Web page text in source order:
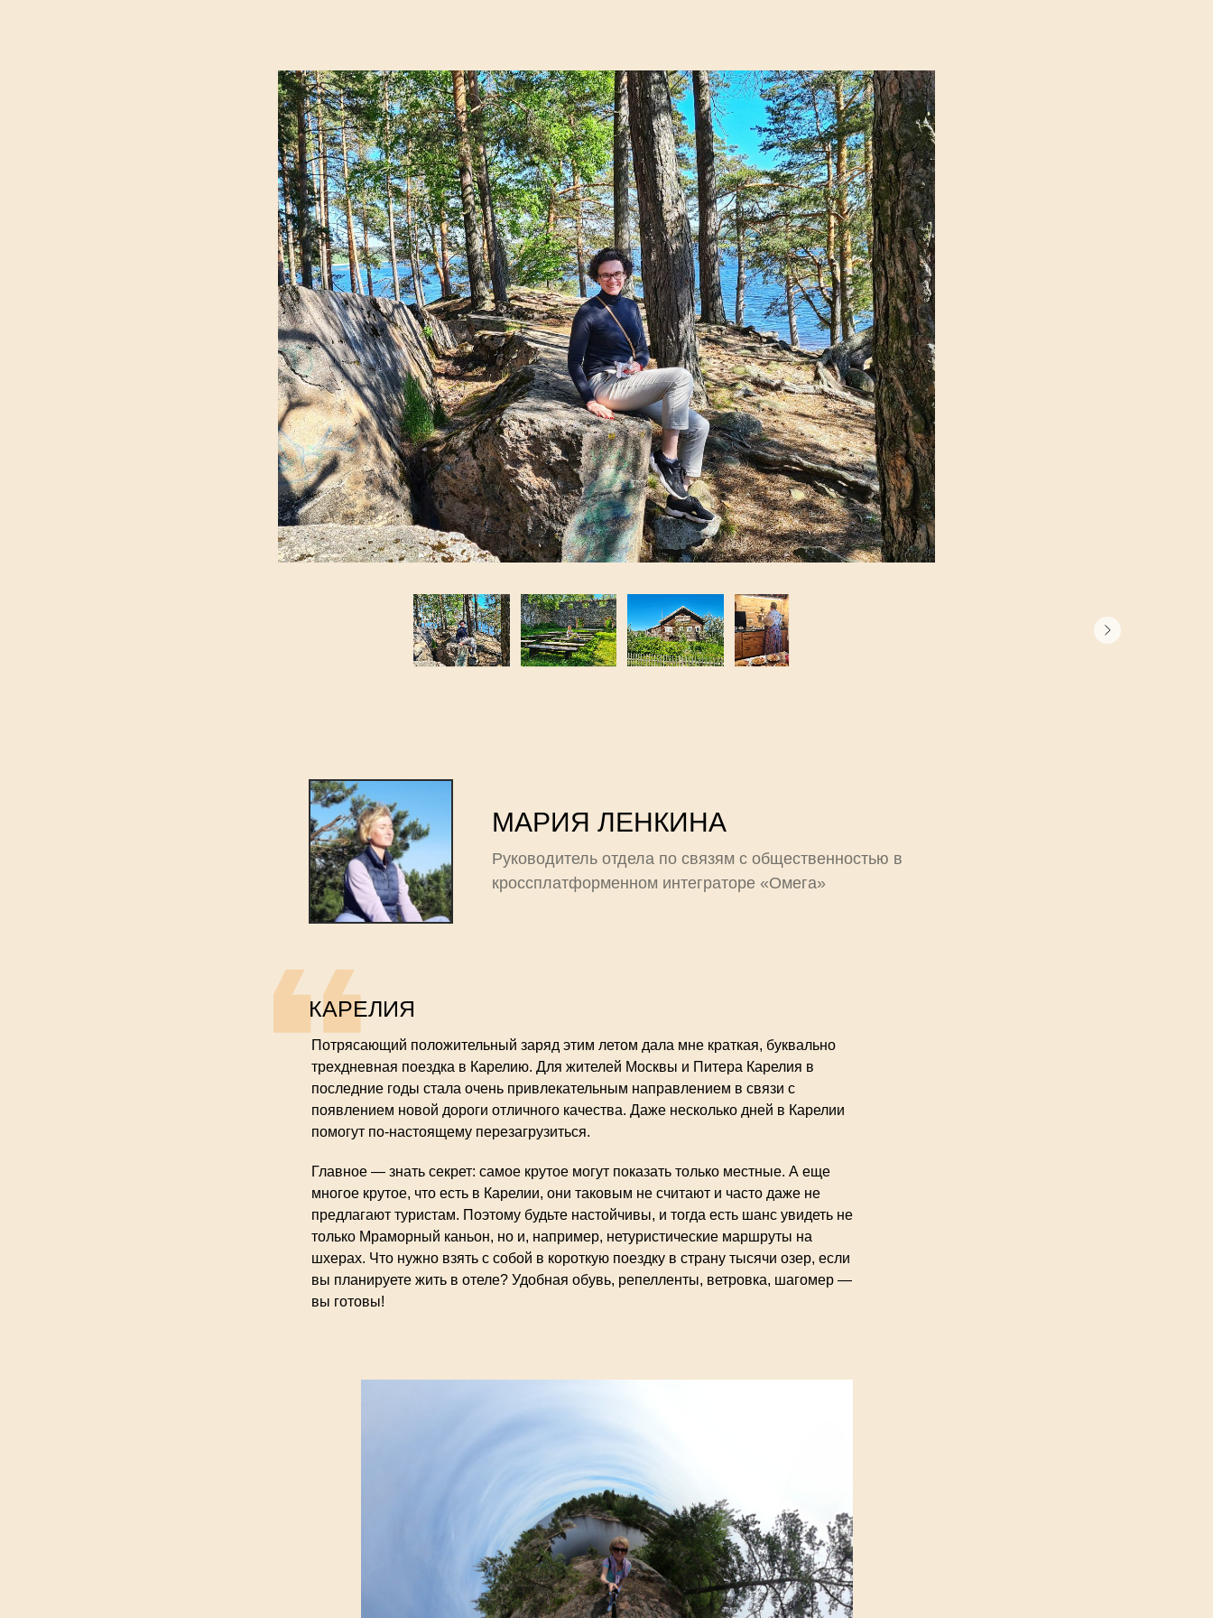
МАРИЯ ЛЕНКИНА
Руководитель отдела по связям с общественностью в
кроссплатформенном интеграторе «Омега»
КАРЕЛИЯ
Потрясающий положительный заряд этим летом дала мне краткая, буквально
трехдневная поездка в Карелию. Для жителей Москвы и Питера Карелия в
последние годы стала очень привлекательным направлением в связи с
появлением новой дороги отличного качества. Даже несколько дней в Карелии
помогут по-настоящему перезагрузиться.
Главное — знать секрет: самое крутое могут показать только местные. А еще
многое крутое, что есть в Карелии, они таковым не считают и часто даже не
предлагают туристам. Поэтому будьте настойчивы, и тогда есть шанс увидеть не
только Мраморный каньон, но и, например, нетуристические маршруты на
шхерах. Что нужно взять с собой в короткую поездку в страну тысячи озер, если
вы планируете жить в отеле? Удобная обувь, репелленты, ветровка, шагомер —
вы готовы!